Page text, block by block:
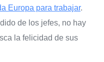
Europa para trabajar.
de los jefes, no hay
la felicidad de sus